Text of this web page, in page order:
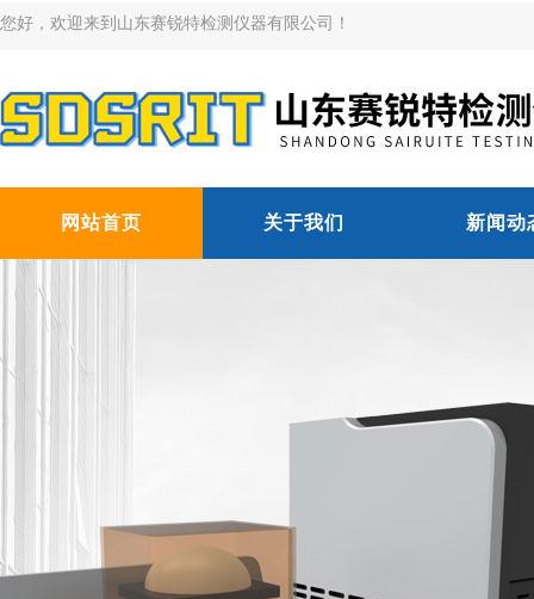
您好，欢迎来到山东赛锐特检测仪器有限公司！
网站首页 关于我们 新闻动